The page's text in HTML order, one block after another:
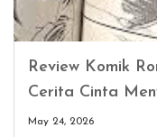
Review Komik
Cerita Cinta
May 24, 2026